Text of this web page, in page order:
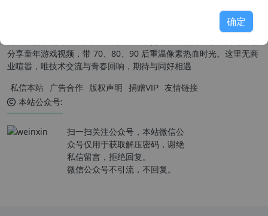
本扎根草根，为普通用户提供实用有趣的内容。技术分享主打原创汉
分享童年游戏视频，带 70、80、90 后重温像素热血时光。这里无商
业喧嚣，唯技术交流与青春回响，期待与同好相遇
私信本站 广告合作 版权声明 捐赠VIP 友情链接
本站公众号:
扫一扫关注公众号，本站微信公
众号仅用于获取解压密码，谢绝
私信留言，拒绝回复。
微信公众号不引流，不回复。
确定